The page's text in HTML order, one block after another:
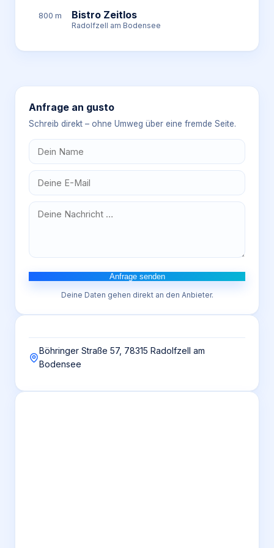
800 m Bistro Zeitlos
Radolfzell am Bodensee
Anfrage an gusto
Schreib direkt – ohne Umweg über eine fremde Seite.
Anfrage senden
Deine Daten gehen direkt an den Anbieter.
Böhringer Straße 57, 78315 Radolfzell am
Bodensee